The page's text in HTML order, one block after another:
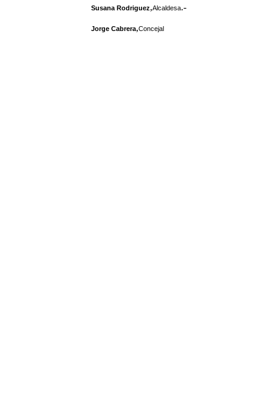
Susana Rodriguez,Alcaldesa.-
Jorge Cabrera,Concejal